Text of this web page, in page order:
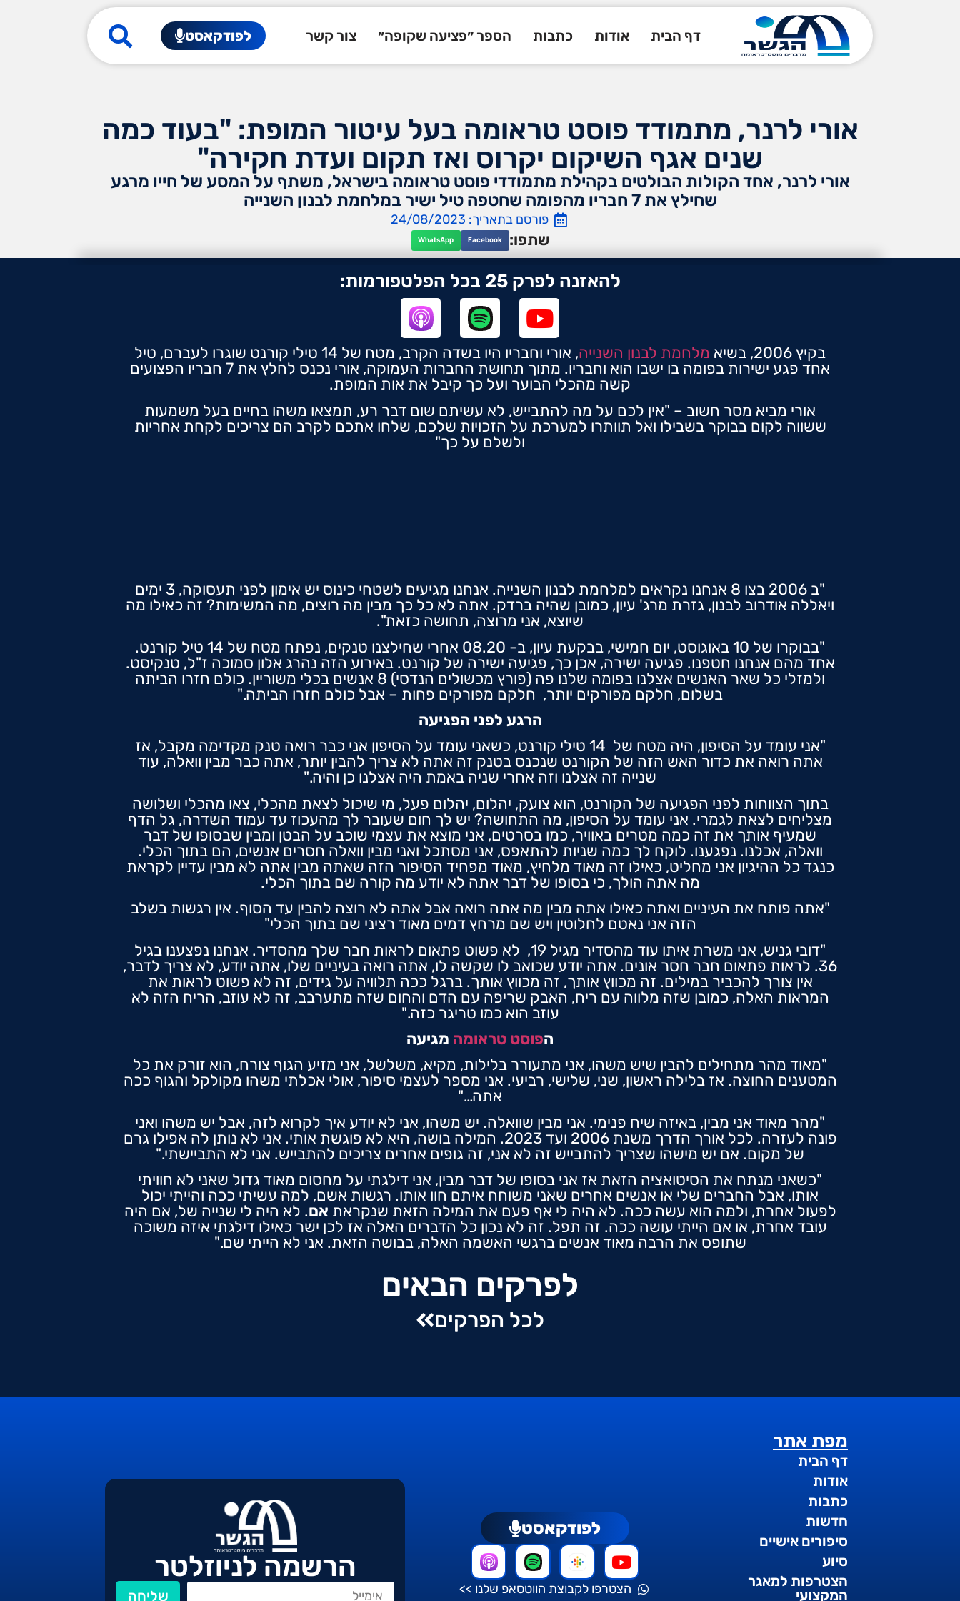
דף הבית אודות כתבות הספר ״פציעה שקופה״ צור קשר לפודקאסט
אורי לרנר, מתמודד פוסט טראומה בעל עיטור המופת: "בעוד כמה
שנים אגף השיקום יקרוס ואז תקום ועדת חקירה"
אורי לרנר, אחד הקולות הבולטים בקהילת מתמודדי פוסט טראומה בישראל, משתף על המסע של חייו מרגע
שחילץ את 7 חבריו מהפומה שחטפה טיל ישיר במלחמת לבנון השנייה
פורסם בתאריך: 24/08/2023
שתפו: Facebook
WhatsApp
להאזנה לפרק 25 בכל הפלטפורמות:
בקיץ 2006, בשיא מלחמת לבנון השנייה
, אורי וחבריו היו בשדה הקרב, מטח של 14 טילי קורנט שוגרו לעברם, טיל
אחד פגע ישירות בפומה בו ישבו הוא וחבריו. מתוך תחושת החברות העמוקה, אורי נכנס לחלץ את 7 חבריו הפצועים
קשה מהכלי הבוער ועל כך קיבל את אות המופת.
אורי מביא מסר חשוב – "אין לכם על מה להתבייש, לא עשיתם שום דבר רע, תמצאו משהו בחיים בעל משמעות
ששווה לקום בבוקר בשבילו ואל תוותרו למערכת על הזכויות שלכם, שלחו אתכם לקרב הם צריכים לקחת אחריות
ולשלם על כך"
"ב 2006 בצו 8 אנחנו נקראים למלחמת לבנון השנייה. אנחנו מגיעים לשטחי כינוס יש אימון לפני תעסוקה, 3 ימים
ויאללה אודרוב לבנון, גזרת מרג' עיון, כמובן שהיה ברדק. אתה לא כל כך מבין מה רוצים, מה המשימות? זה כאילו מה
שיוצא, אני מרוצה, תחושה כזאת".
"בבוקרו של 10 באוגוסט, יום חמישי, בבקעת עיון, ב- 08.20 אחרי שחילצנו טנקים, נפתח מטח של 14 טיל קורנט.
אחד מהם אנחנו חטפנו. פגיעה ישירה, אכן כך, פגיעה ישירה של קורנט. באירוע הזה נהרג אלון סמוכה ז"ל, טנקיסט.
ולמזלי כל שאר האנשים אצלנו בפומה שלנו פה (פורץ מכשולים הנדסי) 8 אנשים בכלי משוריין. כולם חזרו הביתה
בשלום, חלקם מפורקים יותר, חלקם מפורקים פחות – אבל כולם חזרו הביתה."
הרגע לפני הפגיעה
"אני עומד על הסיפון, היה מטח של 14 טילי קורנט, כשאני עומד על הסיפון אני כבר רואה טנק מקדימה מקבל, אז
אתה רואה את כדור האש הזה של הקורנט שנכנס בטנק זה אתה לא צריך להבין יותר, אתה כבר מבין וואלה, עוד
שנייה זה אצלנו וזה אחרי שניה באמת היה אצלנו כן והיה."
בתוך הצווחות לפני הפגיעה של הקורנט, הוא צועק, יהלום, יהלום פעל, מי שיכול לצאת מהכלי, צאו מהכלי ושלושה
מצליחים לצאת לגמרי. אני עומד על הסיפון, מה התחושה? יש לך חום שעובר לך מהעכוז עד עמוד השדרה, גל הדף
שמעיף אותך את זה כמה מטרים באוויר, כמו בסרטים, אני מוצא את עצמי שוכב על הבטן ומבין שבסופו של דבר
וואלה, אכלנו. נפגענו. לוקח לך כמה שניות להתאפס, אני מסתכל ואני מבין וואלה חסרים אנשים, הם בתוך הכלי.
כנגד כל ההיגיון אני מחליט, כאילו זה מאוד מלחיץ, מאוד מפחיד הסיפור הזה שאתה מבין אתה לא מבין עדיין לקראת
מה אתה הולך, כי בסופו של דבר אתה לא יודע מה קורה שם בתוך הכלי.
"אתה פותח את העיניים ואתה כאילו אתה מבין מה אתה רואה אבל אתה לא רוצה להבין עד הסוף. אין רגשות בשלב
הזה אני נאטם לחלוטין ויש שם מרחץ דמים מאוד רציני שם בתוך הכלי"
"דובי גניש, אני משרת איתו עוד מהסדיר מגיל 19, לא פשוט פתאום לראות חבר שלך מהסדיר. אנחנו נפצענו בגיל
36. לראות פתאום חבר חסר אונים. אתה יודע שכואב לו שקשה לו, אתה רואה בעיניים שלו, אתה יודע, לא צריך לדבר,
אין צורך להכביר במילים. זה מכווץ אותך, זה מכווץ אותך. ברגל ככה תלוויה על גידים, זה לא פשוט לראות את
המראות האלה, כמובן שזה מלווה עם ריח, האבק שריפה עם הדם והחום שזה מתערבב, זה לא עוזב, הריח הזה לא
עוזב הוא כמו טריגר כזה."
הפוסט טראומה מגיעה
"מאוד מהר מתחילים להבין שיש משהו, אני מתעורר בלילות, מקיא, משלשל, אני מזיע הגוף צורח, הוא זורק את כל
המטענים החוצה. אז בלילה ראשון, שני, שלישי, רביעי. אני מספר לעצמי סיפור, אולי אכלתי משהו מקולקל והגוף ככה
אתה…"
"מהר מאוד אני מבין, באיזה שיח פנימי. אני מבין שוואלה. יש משהו, אני לא יודע איך לקרוא לזה, אבל יש משהו ואני
פונה לעזרה. לכל אורך הדרך משנת 2006 ועד 2023. המילה בושה, היא לא פוגשת אותי. אני לא נותן לה אפילו גרם
של מקום. אם יש מישהו שצריך להתבייש זה לא אני, זה גופים אחרים צריכים להתבייש. אני לא התביישתי."
"כשאני מנתח את הסיטואציה הזאת אז אני בסופו של דבר מבין, אני דילגתי על מחסום מאוד גדול שאני לא חוויתי
אותו, אבל החברים שלי או אנשים אחרים שאני משוחח איתם חוו אותו. רגשות אשם, למה עשיתי ככה והייתי יכול
לפעול אחרת, ולמה הוא עשה ככה. לא היה לי אף פעם את המילה הזאת שנקראת אם. לא היה לי שנייה של, אם היה
עובד אחרת, או אם הייתי עושה ככה. זה תפל. זה לא נכון כל הדברים האלה אז לכן ישר כאילו דילגתי איזה משוכה
שתופס את הרבה מאוד אנשים ברגשי האשמה האלה, בבושה הזאת. אני לא הייתי שם."
לפרקים הבאים
לכל הפרקים
מפת אתר
דף הבית
אודות
כתבות
חדשות
סיפורים אישיים
סיוע
הצטרפות למאגר
המקצועי
לפודקאסט
הצטרפו לקבוצת הווטסאפ שלנו >>
הרשמה לניוזלטר
שליחה